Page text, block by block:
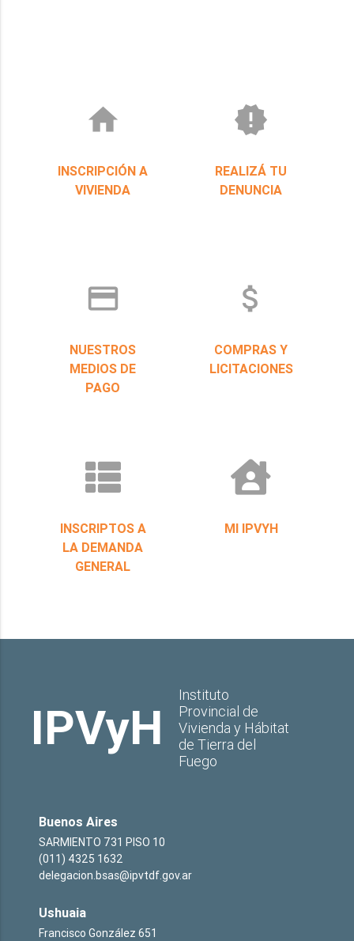
home
INSCRIPCIÓN A
VIVIENDA
new_releases
REALIZÁ TU
DENUNCIA
credit_card
NUESTROS
MEDIOS DE
PAGO
attach_money
COMPRAS Y
LICITACIONES
INSCRIPTOS A
LA DEMANDA
GENERAL
MI IPVYH
IPVyH
Instituto
Provincial de
Vivienda y Hábitat
de Tierra del
Fuego
Buenos Aires
SARMIENTO 731 PISO 10
(011) 4325 1632
delegacion.bsas@ipvtdf.gov.ar
Ushuaia
Francisco González 651